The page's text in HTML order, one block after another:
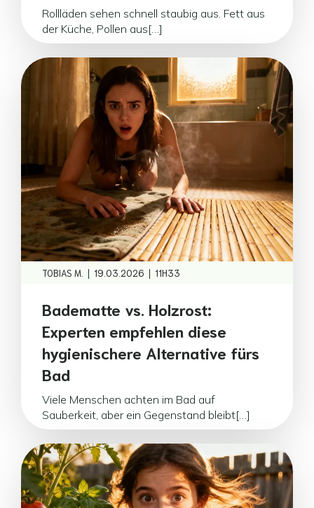
Rollläden sehen schnell staubig aus. Fett aus
der Küche, Pollen aus[…]
TOBIAS M. | 19.03.2026 | 11H33
Badematte vs. Holzrost:
Experten empfehlen diese
hygienischere Alternative fürs
Bad
Viele Menschen achten im Bad auf
Sauberkeit, aber ein Gegenstand bleibt[…]